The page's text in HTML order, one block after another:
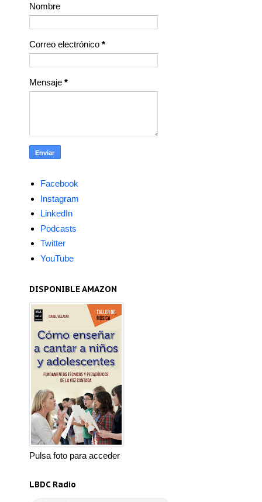
Nombre
Correo electrónico *
Mensaje *
Facebook
Instagram
LinkedIn
Podcasts
Twitter
YouTube
DISPONIBLE AMAZON
Pulsa foto para acceder
LBDC Radio